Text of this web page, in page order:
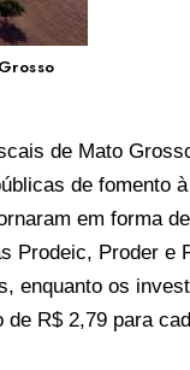
de Mato
de fomento
em forma de
Prodeic, Proder e
enquanto os
R$ 2,79 para